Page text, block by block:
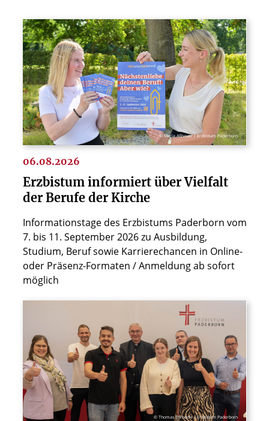
© Maria Aßhauer / Erzbistum Paderborn
06.08.2026
Erzbistum informiert über Vielfalt
der Berufe der Kirche
Informationstage des Erzbistums Paderborn vom
7. bis 11. September 2026 zu Ausbildung,
Studium, Beruf sowie Karrierechancen in Online-
oder Präsenz-Formaten / Anmeldung ab sofort
möglich
© Thomas Throenle / Erzbistum Paderborn